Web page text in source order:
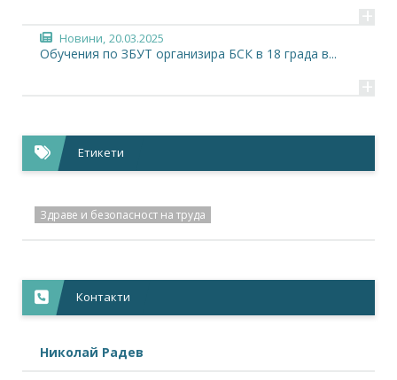
+
Новини, 20.03.2025
Обучения по ЗБУТ организира БСК в 18 града в...
+
Етикети
Здраве и безопасност на труда
Контакти
Николай Радев